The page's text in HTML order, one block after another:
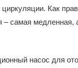
Как
– самая медленная,
насос для